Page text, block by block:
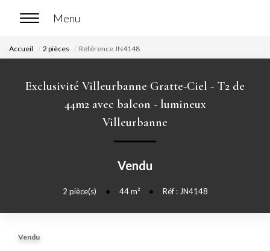
ACCUEIL
ACHETER
Nos biens en vente
Chasse immobilière
LOUER
Accueil 2 pièces Référence JN4148
Exclusivité Villeurbanne Gratte-Ciel - T2 de
44m2 avec balcon - lumineux
Villeurbanne
Vendu
2 pièce(s) • 44m² • Réf : JN4148
Vendu